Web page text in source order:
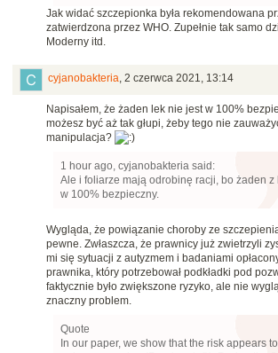
Jak widać szczepionka była rekomendowana
zatwierdzona przez WHO. Zupełnie tak samo
Moderny itd.
cyjanobakteria, 2 czerwca 2021, 13:14
Napisałem, że żaden lek nie jest w 100%
możesz być aż tak głupi, żeby tego nie
manipulacja?
1 hour ago, cyjanobakteria said:
Ale i foliarze mają odrobinę racji, bo żaden z
w 100% bezpieczny.
Wygląda, że powiązanie choroby ze
pewne. Zwłaszcza, że prawnicy już zwietrzyli
mi się sytuacji z autyzmem i badaniami
prawnika, który potrzebował podkładki pod
faktycznie było zwiększone ryzyko, ale nie
znaczny problem.
Quote
In our paper, we show that the risk appears